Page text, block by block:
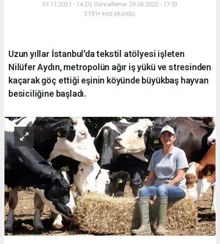
01.11.2021 - 14:20, Güncelleme: 29.06.2022 - 17:53
3191+ kez okundu.
Uzun yıllar İstanbul'da tekstil atölyesi işleten
Nilüfer Aydın, metropolün ağır iş yükü ve stresinden
kaçarak göç ettiği eşinin köyünde büyükbaş hayvan
besiciliğine başladı.